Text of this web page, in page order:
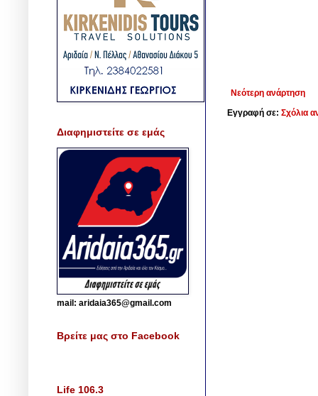
Νεότερη ανάρτηση
Εγγραφή σε: Σχόλια
Διαφημιστείτε σε εμάς
mail: aridaia365@gmail.com
Βρείτε μας στο Facebook
Life 106.3